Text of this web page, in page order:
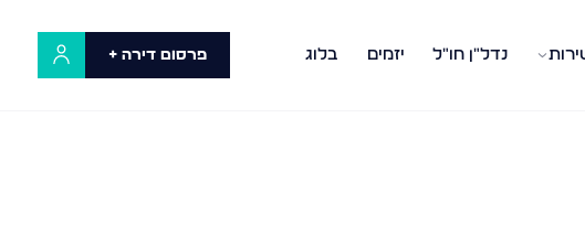
נדל"ן חו"ל יזמים בלוג פרסום דירה +